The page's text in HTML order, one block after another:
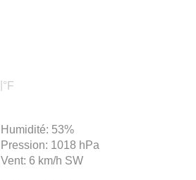
°F
Humidité: 53%
Pression: 1018 hPa
Vent: 6 km/h SW